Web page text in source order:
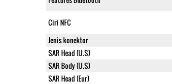
Ciri NFC
Jenis konektor
SAR Head (U.S)
SAR Body (U.S)
SAR Head (Eur)